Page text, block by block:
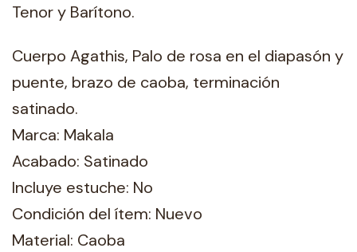
Tenor y Barítono.
Cuerpo Agathis, Palo de rosa en el diapasón y
puente, brazo de caoba, terminación
satinado.
Marca: Makala
Acabado: Satinado
Incluye estuche: No
Condición del ítem: Nuevo
Material: Caoba